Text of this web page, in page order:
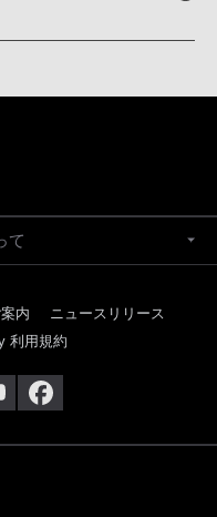
て
内
ニュースリリース
利用規約